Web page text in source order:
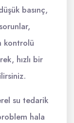
basınç,
kontrolü
hızlı bir
su tedarik
hala